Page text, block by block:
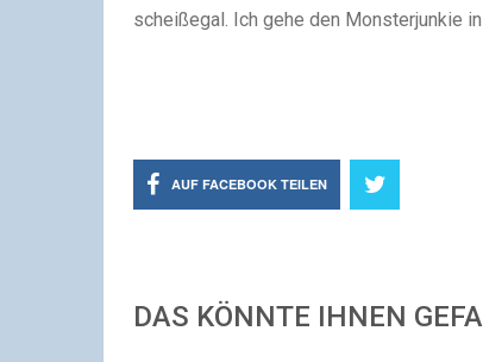
scheißegal. Ich gehe den Monsterjunkie
AUF FACEBOOK TEILEN
DAS KÖNNTE IHNEN